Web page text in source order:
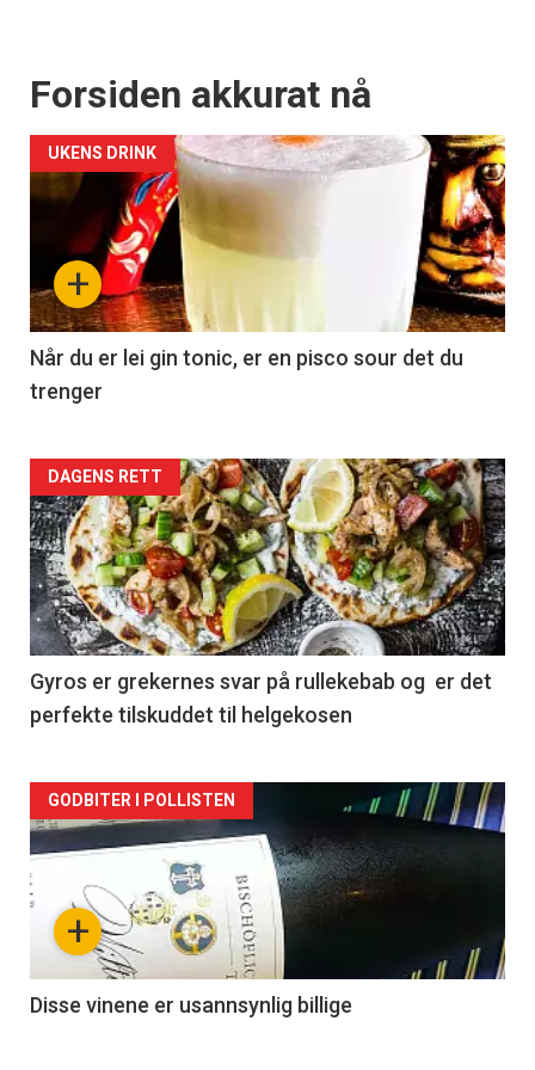
Forsiden akkurat nå
+
UKENS DRINK
Når du er lei gin tonic, er en pisco sour det du
trenger
Forsiden
akkurat
nå
-
2
DAGENS RETT
Gyros er grekernes svar på rullekebab og er det
perfekte tilskuddet til helgekosen
Forsiden
akkurat
nå
3
+
GODBITER I POLLISTEN
Disse vinene er usannsynlig billige